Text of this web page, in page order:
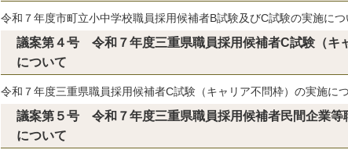
令和７年度市町立小中学校職員採用候補者B試験及びC試験の実施につ
議案第４号 令和７年度三重県職員採用候補者C試験（キ
について
令和７年度三重県職員採用候補者C試験（キャリア不問枠）の実施に
議案第５号 令和７年度三重県職員採用候補者民間企業等
について